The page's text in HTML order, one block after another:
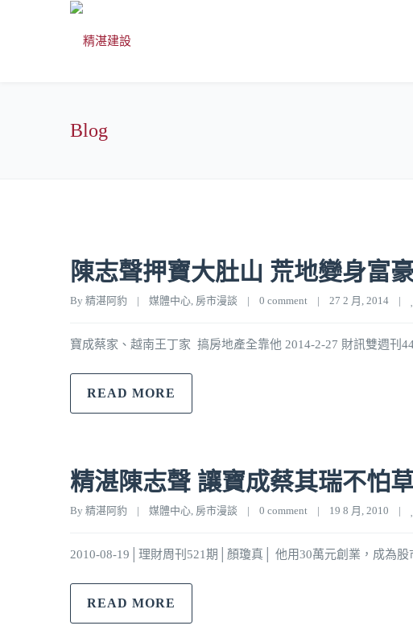
Blog
陳志聲押寶大肚山 荒地變身富
By 精湛阿豹 | 媒體中心, 房市漫談 | 0 comment | 27 2 月, 2014 |
寶成蔡家、越南王丁家 搞房地產全靠他 2014-2-27 財訊雙週刊
READ MORE
精湛陳志聲 讓寶成蔡其瑞不怕
By 精湛阿豹 | 媒體中心, 房市漫談 | 0 comment | 19 8 月, 2010 |
2010-08-19│理財周刊521期│顏瓊真│ 他用30萬元創業，成為
READ MORE